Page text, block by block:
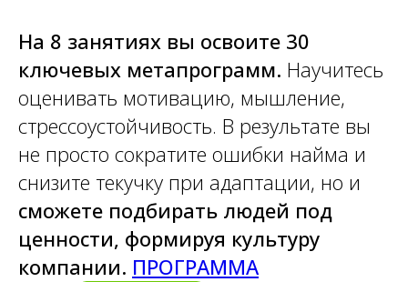
На 8 занятиях вы освоите 30
ключевых метапрограмм. Научитесь
оценивать мотивацию, мышление,
стрессоустойчивость. В результате вы
не просто сократите ошибки найма и
снизите текучку при адаптации, но и
сможете подбирать людей под
ценности, формируя культуру
компании. ПРОГРАММА